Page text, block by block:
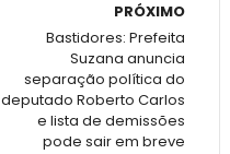
PRÓXIMO
Bastidores: Prefeita
Suzana anuncia
separação política do
deputado Roberto Carlos
e lista de demissões
pode sair em breve